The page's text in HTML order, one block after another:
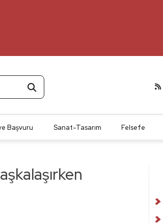
Başvuru Sanat-Tasarım Felsefe